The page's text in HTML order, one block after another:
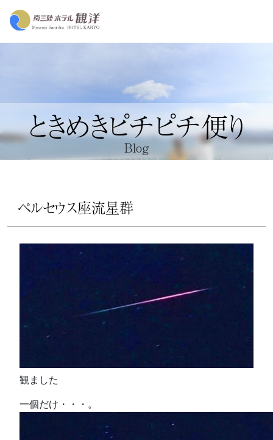
ときめきピチピチ便り
Blog
ペルセウス座流星群
観ました
一個だけ・・・。